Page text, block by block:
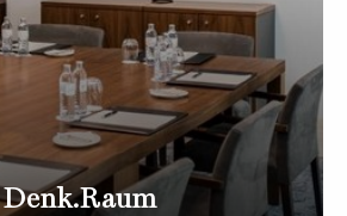
Denk.Raum